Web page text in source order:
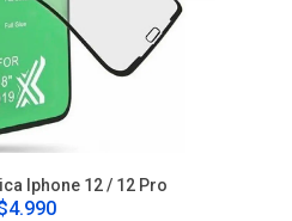
Iphone 12 / 12 Pro